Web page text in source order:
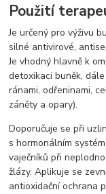
Použití
Je určený pro výživu
silné antivirové,
Je vhodný hlavně k
detoxikaci buněk,
ránami, odřeninami,
záněty a opary).
Doporučuje se při
s hormonálním
vaječníků při
žlázy. Aplikuje se
antioxidační ochrana